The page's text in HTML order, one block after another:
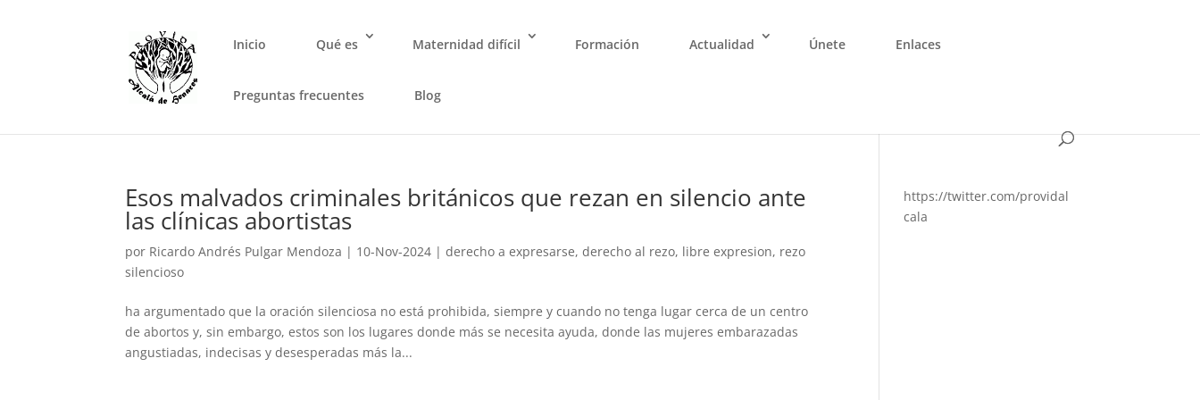
Inicio Qué es Maternidad difícil Formación Actualidad Únete Enlaces
Preguntas frecuentes Blog
Esos malvados criminales británicos que rezan en silencio ante
las clínicas abortistas
por Ricardo Andrés Pulgar Mendoza | 10-Nov-2024 |derecho a expresarse,derecho al rezo, libre expresion, rezo
silencioso
ha argumentado que la oración silenciosa no está prohibida, siempre y cuando no tenga lugar cerca de un centro
de abortos y, sin embargo, estos son los lugares donde más se necesita ayuda, donde las mujeres embarazadas
angustiadas, indecisas y desesperadas más la...
https://twitter.com/providal
cala